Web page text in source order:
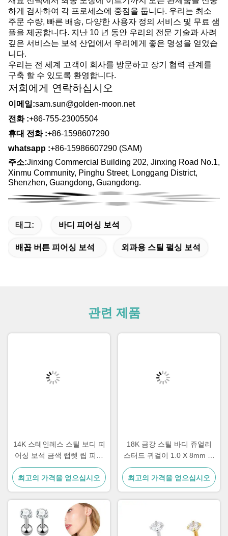
하게 검사하여 각 프로세스에 중점을 둡니다. 우리는 최소
주문 수량, 빠른 배송, 다양한 사용자 정의 서비스 및 무료 샘
플을 제공합니다. 지난 10 년 동안 우리의 전문 기술과 사려
깊은 서비스는 보석 산업에서 우리에게 좋은 명성을 얻었습
니다.
우리는 전 세계 고객이 회사를 방문하고 장기 협력 관계를
구축 할 수 있도록 환영합니다.
저희에게 연락하십시오
이메일:sam.sun@golden-moon.net
전화 :+86-755-23005504
휴대 전화 :+86-1598607290
whatsapp :+86-15986607290 (SAM)
주소:Jinxing Commercial Building 202, Jinxing Road No.1,
Xinmu Community, Pinghu Street, Longgang District,
Shenzhen, Guangdong, Guangdong.
태그: 바디 피어싱 보석
배꼽 버튼 피어싱 보석 외과용 스틸 펄싱 보석
관련 제품
14K 스테인레스 스틸 보디 피
어싱 보석 금색 랩렛 립 피어
싱 보석 1.2mm
최고의 가격을 얻으십시오
18K 금강 스틸 바디 쥬얼리
스터드 귀걸이 1.0 X 8mm 여
성용 귀 피어싱 쥬얼리
최고의 가격을 얻으십시오